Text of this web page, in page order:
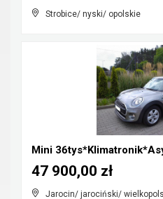
Strobice/ nyski/ opolskie
Jarocin/ jarociński/
47 900,00 zł